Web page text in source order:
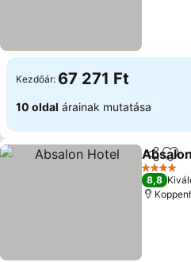
Kezdőár: 67 271 Ft
10 oldal árainak mutatása
4
8,8